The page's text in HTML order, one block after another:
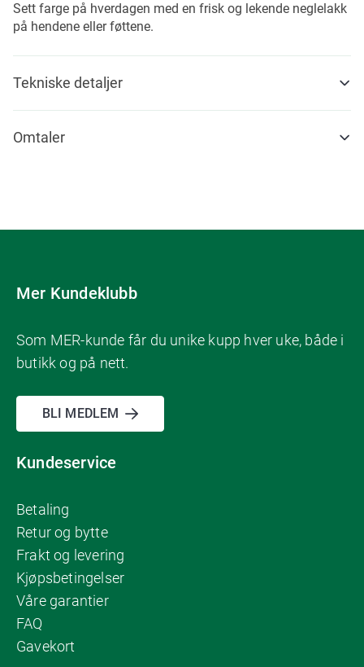
Sett farge på hverdagen med en frisk og lekende neglelakk
på hendene eller føttene.
Tekniske detaljer
Omtaler
Mer Kundeklubb
Som MER-kunde får du unike kupp hver uke, både i
butikk og på nett.
BLI MEDLEM
Kundeservice
Betaling
Retur og bytte
Frakt og levering
Kjøpsbetingelser
Våre garantier
FAQ
Gavekort